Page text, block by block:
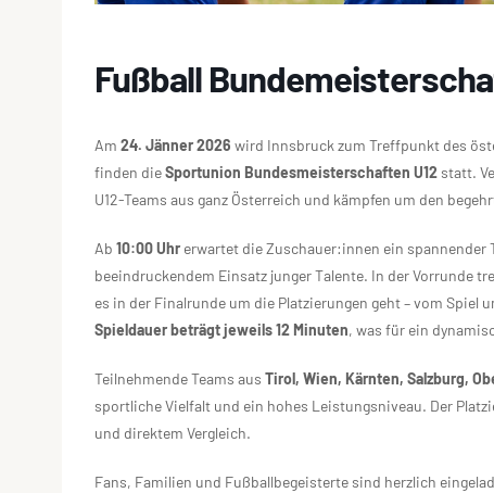
Fußball
Am 24. Jänner 2026 wird Innsbruck zum Treffpunkt des
finden dieSportunion Bundesmeisterschaften U12 statt.
U12-Teams aus ganz Österreich und kämpfen um den
Ab 10:00 Uhr erwartet die Zuschauer:innen ein
beeindruckendem Einsatz junger Talente. In der Vorrunde
es in der Finalrunde um die Platzierungen geht – vom Spiel
Spieldauer beträgt jeweils 12 Minuten, was für ein
Teilnehmende Teams aus Tirol, Wien, Kärnten, Salzburg,
sportliche Vielfalt und ein hohes Leistungsniveau. Der
und direktem Vergleich.
Fans, Familien und Fußballbegeisterte sind herzlich